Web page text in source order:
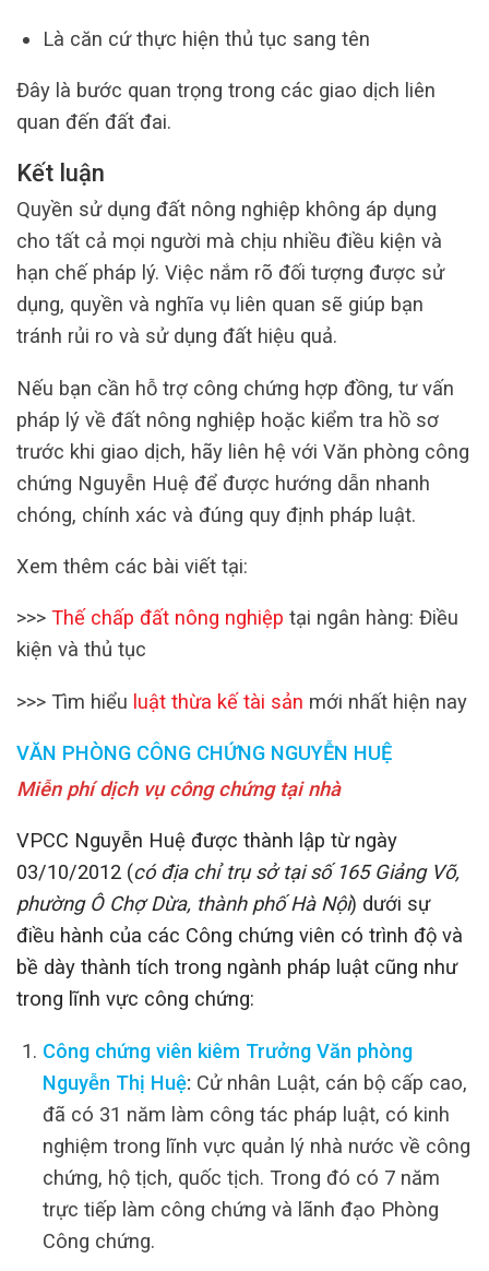
Là căn cứ thực hiện thủ tục sang tên
Đây là bước quan trọng trong các giao dịch liên
quan đến đất đai.
Kết luận
Quyền sử dụng đất nông nghiệp không áp dụng
cho tất cả mọi người mà chịu nhiều điều kiện và
hạn chế pháp lý. Việc nắm rõ đối tượng được sử
dụng, quyền và nghĩa vụ liên quan sẽ giúp bạn
tránh rủi ro và sử dụng đất hiệu quả.
Nếu bạn cần hỗ trợ công chứng hợp đồng, tư vấn
pháp lý về đất nông nghiệp hoặc kiểm tra hồ sơ
trước khi giao dịch, hãy liên hệ với Văn phòng công
chứng Nguyễn Huệ để được hướng dẫn nhanh
chóng, chính xác và đúng quy định pháp luật.
Xem thêm các bài viết tại:
>>> Thế chấp đất nông nghiệp tại ngân hàng: Điều
kiện và thủ tục
>>> Tìm hiểu luật thừa kế tài sản mới nhất hiện nay
VĂN PHÒNG CÔNG CHỨNG NGUYỄN HUỆ
Miễn phí dịch vụ công chứng tại nhà
VPCC Nguyễn Huệ được thành lập từ ngày
03/10/2012 (có địa chỉ trụ sở tại số 165 Giảng Võ,
phường Ô Chợ Dừa, thành phố Hà Nội) dưới sự
điều hành của các Công chứng viên có trình độ và
bề dày thành tích trong ngành pháp luật cũng như
trong lĩnh vực công chứng:
Công chứng viên kiêm Trưởng Văn phòng
Nguyễn Thị Huệ: Cử nhân Luật, cán bộ cấp cao,
đã có 31 năm làm công tác pháp luật, có kinh
nghiệm trong lĩnh vực quản lý nhà nước về công
chứng, hộ tịch, quốc tịch. Trong đó có 7 năm
trực tiếp làm công chứng và lãnh đạo Phòng
Công chứng.